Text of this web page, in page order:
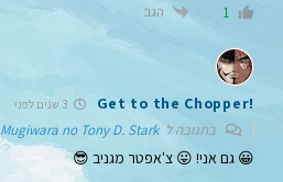
1 הגב
!Get to the Chopper 3 שנים לפני
בתגובה לMugiwara no Tony D. Stark
😀 גם אני! 😛 צ'אפטר מגניב 😎